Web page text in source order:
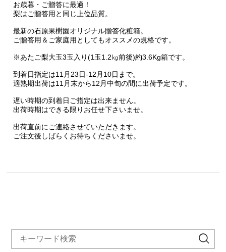
お歳暮・ご贈答に最適！
梨はご贈答用と同じ上位品質。
最新の石原果樹園オリジナル贈答化粧箱。
ご贈答用＆ご家庭用としてもオススメの規格です。
※あたご梨大玉3玉入り(1玉1.2㎏前後)約3.6Kg箱です。
到着日指定は11月23日-12月10日まで。
適熟期出荷は11月末から12月中旬の間に出荷予定です。
遅い時期の到着日ご指定は出来ません。
出荷時期はできる限りお任せ下さいませ。
出荷直前にご連絡させていただきます。
ご注文後しばらくお待ちくださいませ。